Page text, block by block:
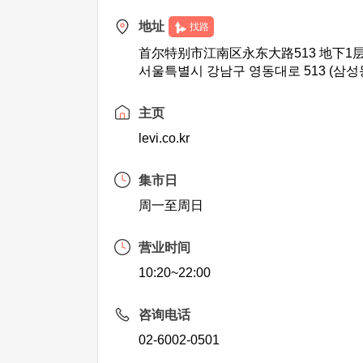
地址 找路
首尔特别市江南区永东大路513 地下1
서울특별시 강남구 영동대로 513 (삼성
主页
levi.co.kr
集市日
周一至周日
营业时间
10:20~22:00
咨询电话
02-6002-0501